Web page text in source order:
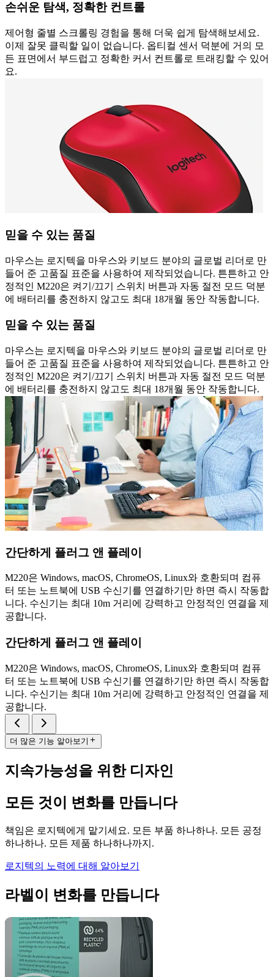
손쉬운 탐색, 정확한 컨트롤
제어형 줄별 스크롤링 경험을 통해 더욱 쉽게 탐색해보세요.
이제 잘못 클릭할 일이 없습니다. 옵티컬 센서 덕분에 거의 모
든 표면에서 부드럽고 정확한 커서 컨트롤로 트래킹할 수 있어
요.
믿을 수 있는 품질
마우스는 로지텍을 마우스와 키보드 분야의 글로벌 리더로 만
들어 준 고품질 표준을 사용하여 제작되었습니다. 튼튼하고 안
정적인 M220은 켜기/끄기 스위치 버튼과 자동 절전 모드 덕분
에 배터리를 충전하지 않고도 최대 18개월 동안 작동합니다.
믿을 수 있는 품질
마우스는 로지텍을 마우스와 키보드 분야의 글로벌 리더로 만
들어 준 고품질 표준을 사용하여 제작되었습니다. 튼튼하고 안
정적인 M220은 켜기/끄기 스위치 버튼과 자동 절전 모드 덕분
에 배터리를 충전하지 않고도 최대 18개월 동안 작동합니다.
간단하게 플러그 앤 플레이
M220은 Windows, macOS, ChromeOS, Linux와 호환되며 컴퓨
터 또는 노트북에 USB 수신기를 연결하기만 하면 즉시 작동합
니다. 수신기는 최대 10m 거리에 강력하고 안정적인 연결을 제
공합니다.
간단하게 플러그 앤 플레이
M220은 Windows, macOS, ChromeOS, Linux와 호환되며 컴퓨
터 또는 노트북에 USB 수신기를 연결하기만 하면 즉시 작동합
니다. 수신기는 최대 10m 거리에 강력하고 안정적인 연결을 제
공합니다.
더 많은 기능 알아보기
지속가능성을 위한 디자인
모든 것이 변화를 만듭니다
책임은 로지텍에게 맡기세요. 모든 부품 하나하나. 모든 공정
하나하나. 모든 제품 하나하나까지.
로지텍의 노력에 대해 알아보기
라벨이 변화를 만듭니다